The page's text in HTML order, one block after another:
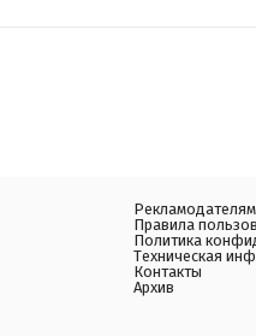
Рекламодателям
Правила
Политика
Техническая
Контакты
Архив